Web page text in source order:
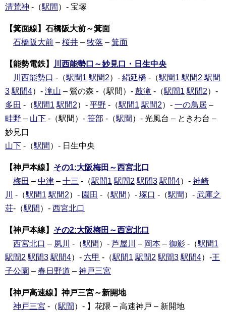
清荒神 -（駅間 ）- 宝塚
【箕面線】石橋阪大前～箕面
石橋阪大前 – 桜井 – 牧落 – 箕面
【能勢電鉄】
川西能勢口～妙見口・日生中央
川西能勢口 -（駅間1 駅間2）- 絹延橋 -（駅間1 駅間2 駅間
3 駅間4）- 滝山 – 鶯の森 -（駅間）- 鼓滝 -（駅間1 駅間2）-
多田 -（駅間1 駅間2）- 平野 -（駅間1 駅間2）- 一の鳥居 –
畦野 – 山下 -（駅間）- 笹部 -（駅間 ）- 光風台 – ときわ台 –
妙見口
山下 -（駅間 ）- 日生中央
【神戸本線】 その1:大阪梅田～西宮北口
梅田 – 中津 – 十三 -（駅間1 駅間2 駅間3 駅間4）- 神崎
川
-（駅間1 駅間2）- 園田 -（駅間 ）- 塚口 -（駅間 ）- 武庫之
荘-（駅間 ）- 西宮北口
【神戸本線】 その2:大阪梅田～西宮北口
西宮北口 – 夙川 -（駅間 ）- 芦屋川 – 岡本 – 御影 -（駅間1
駅間2 駅間3 駅間4）- 六甲 -（駅間1 駅間2 駅間3 駅間4）-王
子公園 – 春日野道 – 神戸三宮
【神戸高速線】神戸三宮～新開地
神戸三宮 -（駅間 ）- 】花隈 – 高速神戸 – 新開地